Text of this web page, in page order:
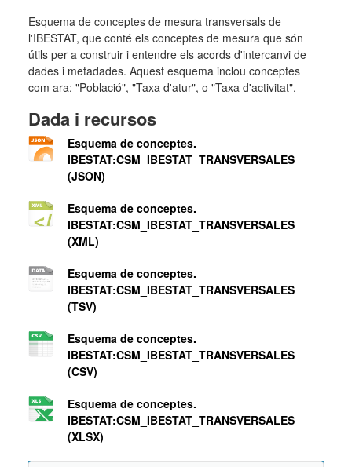
Esquema de conceptes de mesura transversals de
l'IBESTAT, que conté els conceptes de mesura que són
útils per a construir i entendre els acords d'intercanvi de
dades i metadades. Aquest esquema inclou conceptes
com ara: "Població", "Taxa d'atur", o "Taxa d'activitat".
Dada i recursos
Esquema de conceptes.
IBESTAT:CSM_IBESTAT_TRANSVERSALES
(JSON)
Esquema de conceptes.
IBESTAT:CSM_IBESTAT_TRANSVERSALES
(XML)
Esquema de conceptes.
IBESTAT:CSM_IBESTAT_TRANSVERSALES
(TSV)
Esquema de conceptes.
IBESTAT:CSM_IBESTAT_TRANSVERSALES
(CSV)
Esquema de conceptes.
IBESTAT:CSM_IBESTAT_TRANSVERSALES
(XLSX)